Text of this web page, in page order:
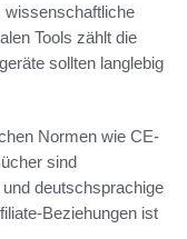
wissenschaftliche
Tools zählt die
sollten langlebig
Normen wie CE-
sind
deutschsprachige
Beziehungen ist